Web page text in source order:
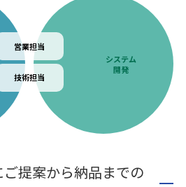
営業担当
システム
開発
技術担当
提案から納品までの